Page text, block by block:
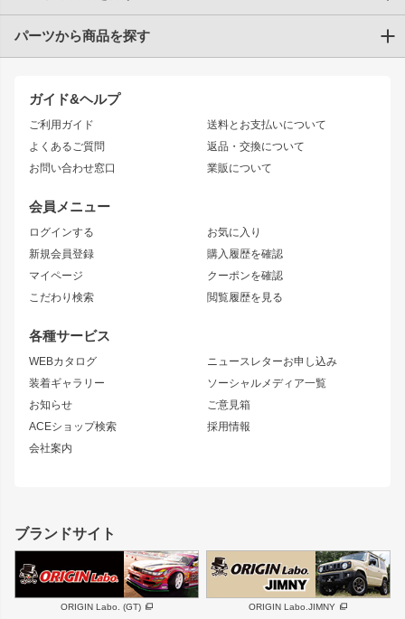
ガイド&ヘルプ
ご利用ガイド
よくあるご質問
お問い合わせ窓口
送料とお支払いについて
返品・交換について
業販について
会員メニュー
ログインする
新規会員登録
マイページ
こだわり検索
お気に入り
購入履歴を確認
クーポンを確認
閲覧履歴を見る
各種サービス
WEBカタログ
装着ギャラリー
お知らせ
ACEショップ検索
会社案内
ニュースレターお申し込み
ソーシャルメディア一覧
ご意見箱
採用情報
トヨタ
JZX90 CHASER
JZX110 MARK II
JZX100 MARK II
JZX90 MARK II
トレノ
マークX
アリスト
ソアラ
アルテッツァ
ニッサン
S15 シルビア
S14 シルビア 後期
S13 シルビア
180SX
シルエイティ
ワンビア
ローレル
セフィーロ
キャラバン
スズキ
GS350
SC
スバル 三菱
デリカ D:5
パーツから商品を探す
エアロシリーズ
ドリフトライン
風神
雷神
レーシングライン
アタックライン
ストリームライン
リアウイング
ジムニーパーツ
ホイール
MUD-S7
MUD-SR7
まつど家 鉄漢
ボンネット
フェンダー
サイドパーツ
リアゲート
メンテナンスパーツ
ハイエースパーツ
ブランドサイト
ORIGIN Labo. (GT) ORIGIN Labo.JIMNY